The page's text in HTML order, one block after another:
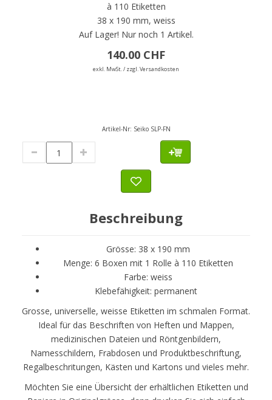
à 110 Etiketten
38 x 190 mm, weiss
Auf Lager! Nur noch 1 Artikel.
140.00 CHF
exkl. MwSt. / zzgl. Versandkosten
Artikel-Nr: Seiko SLP-FN
Beschreibung
Grösse: 38 x 190 mm
Menge: 6 Boxen mit 1 Rolle à 110 Etiketten
Farbe: weiss
Klebefähigkeit: permanent
Grosse, universelle, weisse Etiketten im schmalen Format.
Ideal für das Beschriften von Heften und Mappen,
medizinischen Dateien und Röntgenbildern,
Namesschildern, Frabdosen und Produktbeschriftung,
Regalbeschritungen, Kästen und Kartons und vieles mehr.
Möchten Sie eine Übersicht der erhältlichen Etiketten und